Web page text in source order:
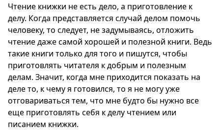
Чтение книжки не есть дело, а приготовление к
делу. Когда представляется случай делом помочь
человеку, то следует, не задумываясь, отложить
чтение даже самой хорошей и полезной книги. Ведь
такие книги только для того и пишутся, чтобы
приготовлять читателя к добрым и полезным
делам. Значит, когда мне приходится показать на
деле то, к чему я готовился, то я не могу уже
отговариваться тем, что мне будто бы нужно все
еще приготовлять себя к делу чтением или
писанием книжки.